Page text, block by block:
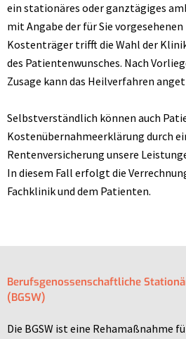
ein stationäres oder ganztägiges
mit Angabe der für Sie
Kostenträger trifft die Wahl der
des Patientenwunsches. Nach
Zusage kann das Heilverfahren
Selbstverständlich können auch
Kostenübernahmeerklärung durch
Rentenversicherung unsere
In diesem Fall erfolgt die
Fachklinik und dem Patienten.
Berufsgenossenschaftliche
(BGSW)
Die BGSW ist eine Rehamaßnahme